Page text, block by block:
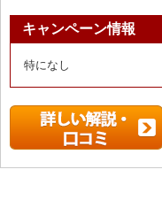
キャンペーン情報
特になし